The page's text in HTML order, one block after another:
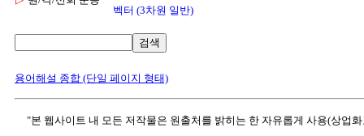
벡터 (3차원 일반)
검색
용어해설 종합 (단일 페이지 형태)
"본 웹사이트 내 모든 저작물은 원출처를 밝히는 한 자유롭게 사용(상업